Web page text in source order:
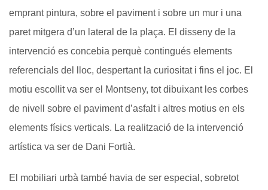
emprant pintura, sobre el paviment i sobre un mur i una
paret mitgera d’un lateral de la plaça. El disseny de la
intervenció es concebia perquè contingués elements
referencials del lloc, despertant la curiositat i fins el joc. El
motiu escollit va ser el Montseny, tot dibuixant les corbes
de nivell sobre el paviment d’asfalt i altres motius en els
elements físics verticals. La realització de la intervenció
artística va ser de Dani Fortià.
El mobiliari urbà també havia de ser especial, sobretot